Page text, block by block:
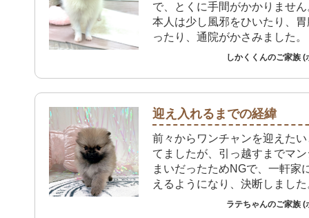
で、とくに手間がかかりませ
本人は少し風邪をひいたり、
ったり、通院がかさみました。
しかくくんのご家族 (
迎え入れるまでの経緯
前々からワンチャンを迎えた
てましたが、引っ越すまでマ
まいだったためNGで、一軒家
えるようになり、決断しました
ラテちゃんのご家族 (